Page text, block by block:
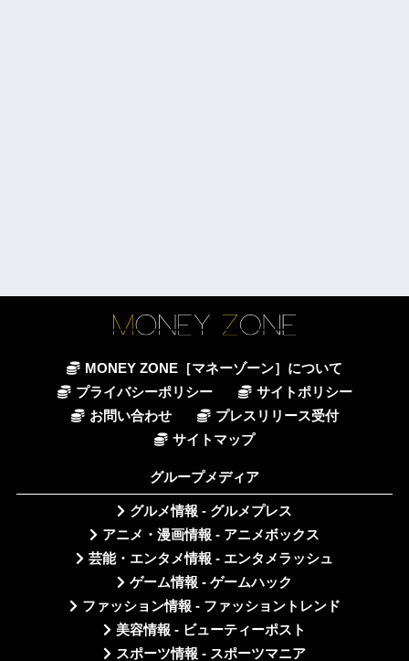
MONEY ZONE［マネーゾーン］について
プライバシーポリシー
サイトポリシー
お問い合わせ
プレスリリース受付
サイトマップ
グループメディア
グルメ情報 - グルメプレス
アニメ・漫画情報 - アニメボックス
芸能・エンタメ情報 - エンタメラッシュ
ゲーム情報 - ゲームハック
ファッション情報 - ファッショントレンド
美容情報 - ビューティーポスト
スポーツ情報 - スポーツマニア